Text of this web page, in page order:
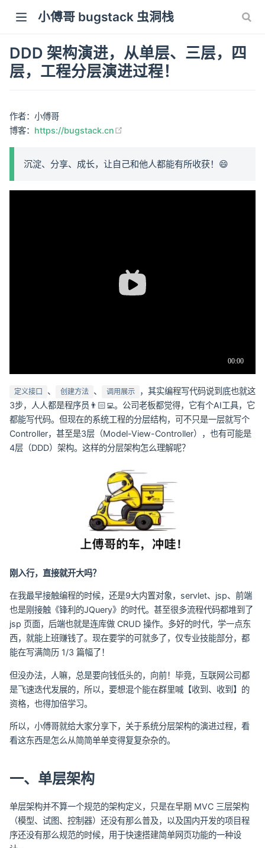
小傅哥 bugstack 虫洞栈
DDD 架构演进，从单层、三层，四
层，工程分层演进过程！
作者：小傅哥
博客： https://bugstack.cn
沉淀、分享、成长，让自己和他人都能有所收获！😄
定义接口 、 创建方法 、 调用展示
，其实编程写代码说到底也就这
3步，人人都是程序员👨🏻‍💻。公司老板都觉得，它有个AI工具，它
都能写代码。但现在的系统工程的分层结构，可不只是一层就写个
Controller，甚至是3层（Model-View-Controller），也有可能是
4层（DDD）架构。这样的分层架构怎么理解呢？
刚入行，直接就开大吗？
在我最早接触编程的时候，还是9大内置对象，servlet、jsp、前端
也是刚接触《锋利的JQuery》的时代。甚至很多流程代码都堆到了
jsp 页面，后端也就是连库做 CRUD 操作。多好的时代，学一点东
西，就能上班赚钱了。现在要学的可就多了，仅专业技能部分，都
能在写满简历 1/3 篇幅了！
但没办法，人嘛，总是要向钱低头的，向前！毕竟，互联网公司都
是飞速迭代发展的，所以，要想混个能在群里喊【收到、收到】的
资格，也得加倍学习。
所以，小傅哥就给大家分享下，关于系统分层架构的演进过程，看
看这东西是怎么从简简单单变得复复杂杂的。
一、单层架构
单层架构并不算一个规范的架构定义，只是在早期 MVC 三层架构
（模型、试图、控制器）还没有那么普及，以及国内开发的项目程
序还没有那么规范的时候，用于快速搭建简单网页功能的一种设